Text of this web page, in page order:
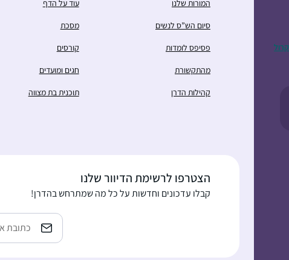
קרול
המורות שלנו
סיום הש”ס לנשים
פסיפס לומדות
מהתקשורת
קהילות הדרן
עוד על הדף
מסכת
קורסים
חגים ומועדים
תוכנית בת מצווה
הצטרפו לרשימת הדיוור שלנו
קבלו עדכונים וחדשות על כל מה שמתרחש בהדרן!
Email